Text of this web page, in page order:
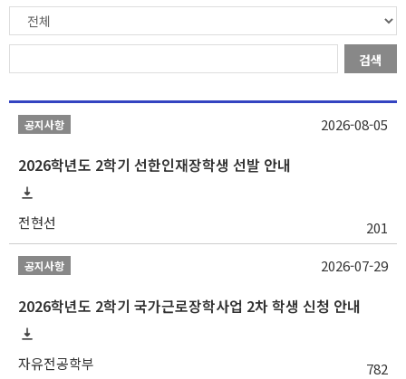
검색
공지사항
2026학년도 2학기 선한인재장학생 선발 안내
전현선 201
2026-08-05
공지사항
2026학년도 2학기 국가근로장학사업 2차 학생 신청 안내
자유전공학부 782
2026-07-29